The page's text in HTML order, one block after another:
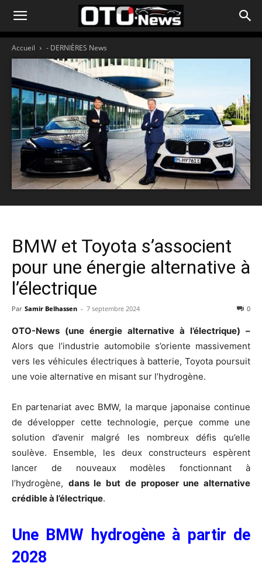
Accueil - DERNIÈRES News
BMW et Toyota s’associent
pour une énergie alternative à
l’électrique
Par Samir Belhassen - 7 septembre 2024 0
OTO-News (une énergie alternative à l’électrique) –
Alors que l’industrie automobile s’oriente massivement
vers les véhicules électriques à batterie, Toyota poursuit
une voie alternative en misant sur l’hydrogène.
En partenariat avec BMW, la marque japonaise continue
de développer cette technologie, perçue comme une
solution d’avenir malgré les nombreux défis qu’elle
soulève. Ensemble, les deux constructeurs espèrent
lancer de nouveaux modèles fonctionnant à
l’hydrogène, dans le but de proposer une alternative
crédible à l’électrique.
Une BMW hydrogène à partir de
2028